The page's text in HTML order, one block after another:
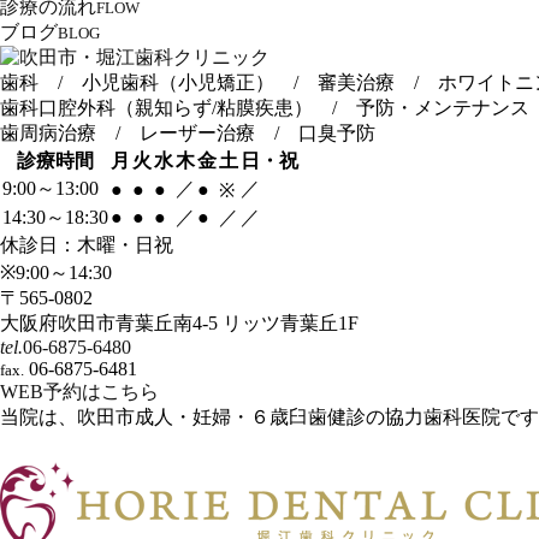
診療の流れFLOW
ブログBLOG
歯科 / 小児歯科（小児矯正） / 審美治療 / ホワイトニ
歯科口腔外科（親知らず/粘膜疾患） / 予防・メンテナンス
歯周病治療 / レーザー治療 / 口臭予防
診療時間
月 火 水木金土 日・祝
9:00～13:00
● ● ● ／ ● ※ ／
14:30～18:30● ● ● ／ ● ／ ／
休診日：木曜・日祝
※9:00～14:30
〒565-0802
大阪府吹田市青葉丘南4-5 リッツ青葉丘1F
tel.06-6875-6480
fax. 06-6875-6481
WEB予約はこちら
当院は、吹田市成人・妊婦・６歳臼歯健診の協力歯科医院です